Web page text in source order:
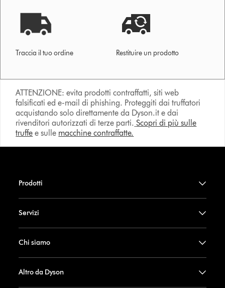
Traccia il tuo ordine Restituire un prodotto
ATTENZIONE: evita prodotti contraffatti, siti web
falsificati ed e-mail di phishing. Proteggiti dai truffatori
acquistando solo direttamente da Dyson.it e dai
rivenditori autorizzati di terze parti. Scopri di più sulle
truffe e sulle macchine contraffatte.
Prodotti
Servizi
Chi siamo
Altro da Dyson